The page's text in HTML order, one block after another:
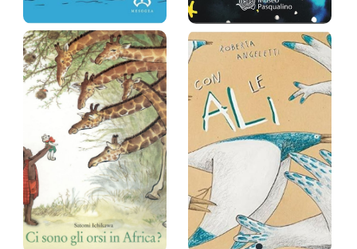
Back way.
Viaggio di sol…
Gianluca Costantini
Prezzo:
18 €
Carota sulla luna
Alessia Franco, (illustr.)
Gabriele Genova
Prezzo:13 €